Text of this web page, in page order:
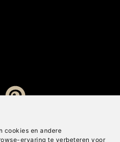
cookies en andere
ervaring te verbeteren voor